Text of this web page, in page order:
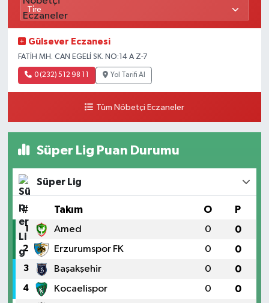
Gülsever Eczanesi
FATİH MH. CAN EGELİ SK. NO:14 A Z-7
0 (232) 512 98 11 Yol Tarifi Al
Tüm Nöbetçi Eczaneler
Süper Lig Puan Durumu
Süper Lig
# Takım O P
1 Amed 0 0
2 Erzurumspor FK 0 0
3 Başakşehir 0 0
4 Kocaelispor 0 0